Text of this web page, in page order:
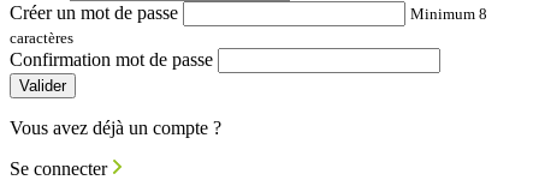
Créer un mot de passe
Minimum 8
caractères
Confirmation mot de passe
Valider
Vous avez déjà un compte ?
Se connecter